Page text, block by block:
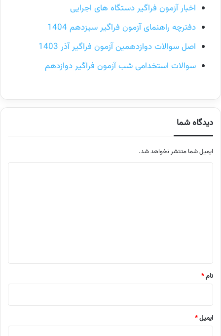
اخبار آزمون فراگیر دستگاه های اجرایی
دفترچه راهنمای آزمون فراگیر سیزدهم 1404
اصل سوالات دوازدهمین آزمون فراگیر آذر 1403
سوالات استخدامی شب آزمون فراگیر دوازدهم
دیدگاه شما
ایمیل شما منتشر نخواهد شد.
ا
ه
نام*
ایمیل*